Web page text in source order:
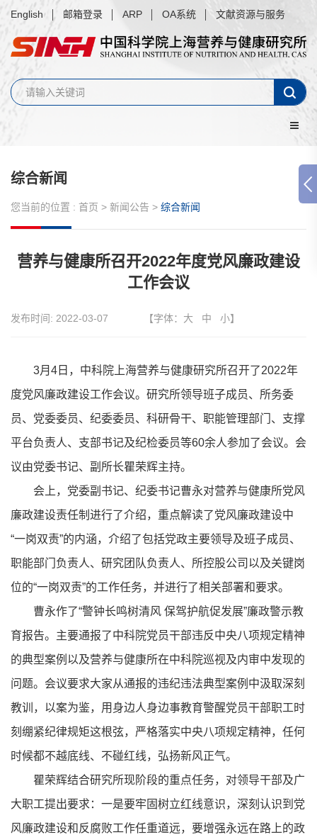
English 邮箱登录 ARP OA系统 文献资源与服务
综合新闻
您当前的位置 : 首页 > 新闻公告 > 综合新闻
营养与健康所召开2022年度党风廉政建设
工作会议
发布时间: 2022-03-07 【字体： 大 中 小】
3月4日，中科院上海营养与健康研究所召开了2022年
度党风廉政建设工作会议。研究所领导班子成员、所务委
员、党委委员、纪委委员、科研骨干、职能管理部门、支撑
平台负责人、支部书记及纪检委员等60余人参加了会议。会
议由党委书记、副所长瞿荣辉主持。
会上，党委副书记、纪委书记曹永对营养与健康所党风
廉政建设责任制进行了介绍，重点解读了党风廉政建设中
“一岗双责”的内涵，介绍了包括党政主要领导及班子成员、
职能部门负责人、研究团队负责人、所控股公司以及关键岗
位的“一岗双责”的工作任务，并进行了相关部署和要求。
曹永作了“警钟长鸣树清风 保驾护航促发展”廉政警示教
育报告。主要通报了中科院党员干部违反中央八项规定精神
的典型案例以及营养与健康所在中科院巡视及内审中发现的
问题。会议要求大家从通报的违纪违法典型案例中汲取深刻
教训，以案为鉴，用身边人身边事教育警醒党员干部职工时
刻绷紧纪律规矩这根弦，严格落实中央八项规定精神，任何
时候都不越底线、不碰红线，弘扬新风正气。
瞿荣辉结合研究所现阶段的重点任务，对领导干部及广
大职工提出要求：一是要牢固树立红线意识，深刻认识到党
风廉政建设和反腐败工作任重道远，要增强永远在路上的政